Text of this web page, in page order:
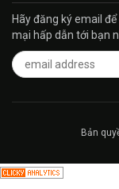
Hãy đăng ký email
mại hấp dẫn tới bạn
Bản